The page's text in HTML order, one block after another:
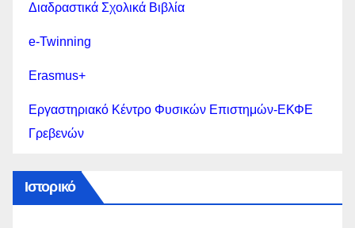
Διαδραστικά Σχολικά Βιβλία
e-Twinning
Erasmus+
Εργαστηριακό Κέντρο Φυσικών Επιστημών-ΕΚΦΕ
Γρεβενών
Ιστορικό